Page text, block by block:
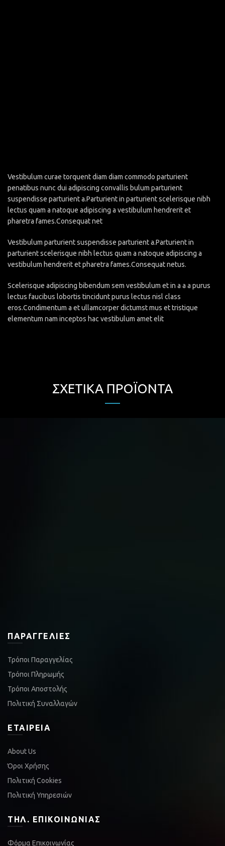
Vestibulum curae torquent diam diam commodo parturient
penatibus nunc dui adipiscing convallis bulum parturient
suspendisse parturient a.Parturient in parturient scelerisque nibh
lectus quam a natoque adipiscing a vestibulum hendrerit et
pharetra fames.Consequat net
Vestibulum parturient suspendisse parturient a.Parturient in
parturient scelerisque nibh lectus quam a natoque adipiscing a
vestibulum hendrerit et pharetra fames.Consequat netus.
Scelerisque adipiscing bibendum sem vestibulum et in a a a purus
lectus faucibus lobortis tincidunt purus lectus nisl class
eros.Condimentum a et ullamcorper dictumst mus et tristique
elementum nam inceptos hac vestibulum amet elit
ΣΧΕΤΙΚΆ ΠΡΟΪΌΝΤΑ
ΠΑΡΑΓΓΕΛΊΕΣ
Τρόποι Παραγγελίας
Τρόποι Πληρωμής
Τρόποι Αποστολής
Πολιτική Συναλλαγών
ΕΤΑΙΡΕΊΑ
About Us
Όροι Χρήσης
Πολιτική Cookies
Πολιτική Υπηρεσιών
ΤΗΛ. ΕΠΙΚΟΙΝΩΝΊΑΣ
Φόρμα Επικοινωνίας